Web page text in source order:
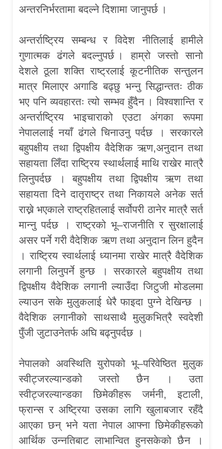
अन्तरनिर्भरतामा बदल्ने दिशामा जानुपर्छ ।
अन्तर्राष्ट्रिय सम्बन्ध र विदेश नीतिलाई हामीले
गुणात्मक ढंगले बदल्नुपर्छ । हाम्रो जस्तो सानो
देशले ठूला शक्ति राष्ट्रलाई कूटनीतिक सन्तुलन
मात्र मिलाएर अगाडि बढ्छु भन्नु सिद्धान्ततः ठीक
भए पनि व्यवहारतः त्यो सम्भव हुँदैन । विश्वशान्ति र
अन्तर्राष्ट्रिय भाइचाराको एउटा अंगका रूपमा
नेपाललाई नयाँ ढंगले चिनाउनु पर्दछ । सरकारले
बहुपक्षीय तथा द्विपक्षीय वैदेशिक ऋण,अनुदान तथा
सहायता लिँदा राष्ट्रिय स्थार्थलाई माथि राखेर मात्रै
लिनुपर्दछ । बहुपक्षीय तथा द्विपक्षीय ऋण तथा
सहायता दिने दातृराष्ट्र तथा निकायले अनेक सर्त
राख्ने भएकाले राष्ट्रहितलाई सर्वोपरी ठानेर मात्रै सर्त
मान्नु पर्दछ । राष्ट्रको भू–राजनीति र सुरक्षालाई
असर पर्ने गरी वैदेशिक ऋण तथा अनुदान लिन हुदैन
। राष्ट्रिय स्वार्थलाई ध्यानमा राखेर मात्रै वैदेशिक
लगानी लिनुपर्ने हुन्छ । सरकारले बहुपक्षीय तथा
द्विपक्षीय वैदेशिक लगानी ल्याउँदा जिटुजी मोडलमा
ल्याउन सके मुलुकलाई धेरै फाइदा पुग्ने देखिन्छ ।
वैदेशिक लगानीको साथसाथै मुलुकभित्रै स्वदेशी
पुँजी जुटाउनेतर्फ अघि बढ्नुपर्दछ ।
नेपालको अवस्थिति युरोपको भू–परिवेष्ठित मुलुक
स्वीट्जरल्यान्डको जस्तो छैन । उता
स्वीट्जरल्यान्डका छिमेकीहरू जर्मनी, इटाली,
फ्रान्स र अष्ट्रिया उसका लागि खुलाबजार रहँदै
आएका छन् भने यता नेपाल आफ्ना छिमेकीहरूको
आर्थिक उन्नतिबाट लाभान्वित हुनसकेको छैन ।